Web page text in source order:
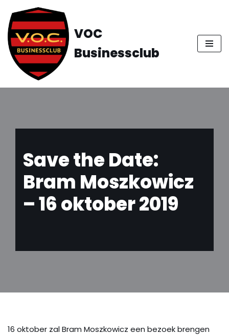
Ga
naar
de
inhoud
VOC
Businessclub
Save the Date:
Bram Moszkowicz
– 16 oktober 2019
16 oktober zal Bram Moszkowicz een bezoek brengen